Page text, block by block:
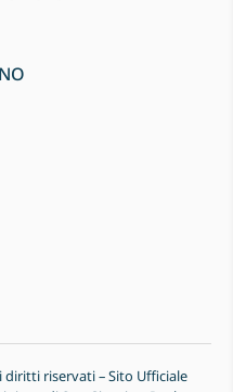
diritti riservati – Sito Ufficiale